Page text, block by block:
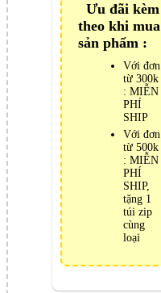
Ưu đãi kèm
theo khi mua
sản phẩm :
Với đơn
từ 300k
: MIỄN
PHÍ
SHIP
Với đơn
từ 500k
: MIỄN
PHÍ
SHIP,
tặng 1
túi zip
cùng
loại